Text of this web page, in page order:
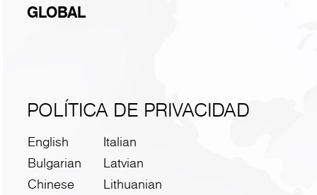
GLOBAL
POLÍTICA DE PRIVACIDAD
English
Bulgarian
Chinese
Italian
Latvian
Lithuanian